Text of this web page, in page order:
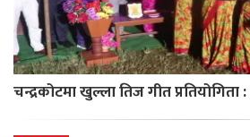
चन्द्रकोटमा खुल्ला तिज गीत